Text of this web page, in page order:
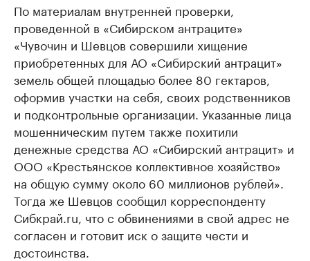
По материалам внутренней проверки,
проведенной в «Сибирском антраците»
«Чувочин и Шевцов совершили хищение
приобретенных для АО «Сибирский антрацит»
земель общей площадью более 80 гектаров,
оформив участки на себя, своих родственников
и подконтрольные организации. Указанные лица
мошенническим путем также похитили
денежные средства АО «Сибирский антрацит» и
ООО «Крестьянское коллективное хозяйство»
на общую сумму около 60 миллионов рублей».
Тогда же Шевцов сообщил корреспонденту
Сибкрай.ru, что с обвинениями в свой адрес не
согласен и готовит иск о защите чести и
достоинства.